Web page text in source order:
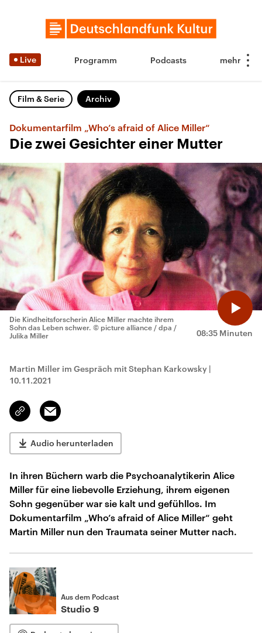
Live Programm Podcasts
Film & Serie Archiv
Dokumentarfilm „Who’s afraid of Alice Miller“
Die zwei Gesichter einer Mutter
08:35 Minuten
Die Kindheitsforscherin Alice Miller machte ihrem
Sohn das Leben schwer. © picture alliance / dpa /
Julika Miller
Martin Miller im Gespräch mit Stephan Karkowsky |
10.11.2021
Link
kopieren/teilen
Email
Audio herunterladen
In ihren Büchern warb die Psychoanalytikerin Alice
Miller für eine liebevolle Erziehung, ihrem eigenen
Sohn gegenüber war sie kalt und gefühllos. Im
Dokumentarfilm „Who’s afraid of Alice Miller“ geht
Martin Miller nun den Traumata seiner Mutter nach.
Aus dem Podcast
Studio 9